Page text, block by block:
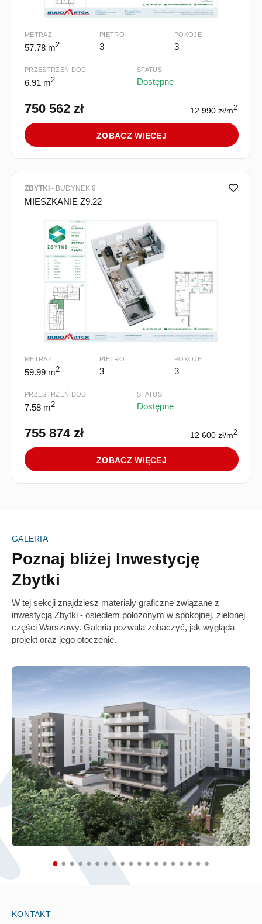
METRAŻ
57.78 m2
PIĘTRO
3
POKOJE
3
PRZESTRZEŃ DOD.
6.91 m2
STATUS
Dostępne
750 562 zł 12 990 zł/m2
ZOBACZ WIĘCEJ
ZBYTKI - BUDYNEK 9
MIESZKANIE Z9.22
METRAŻ
59.99 m2
PIĘTRO
3
POKOJE
3
PRZESTRZEŃ DOD.
7.58 m2
STATUS
Dostępne
755 874 zł 12 600 zł/m2
ZOBACZ WIĘCEJ
GALERIA
Poznaj bliżej Inwestycję
Zbytki
W tej sekcji znajdziesz materiały graficzne związane z
inwestycją Zbytki - osiedlem położonym w spokojnej, zielonej
części Warszawy. Galeria pozwala zobaczyć, jak wygląda
projekt oraz jego otoczenie.
KONTAKT